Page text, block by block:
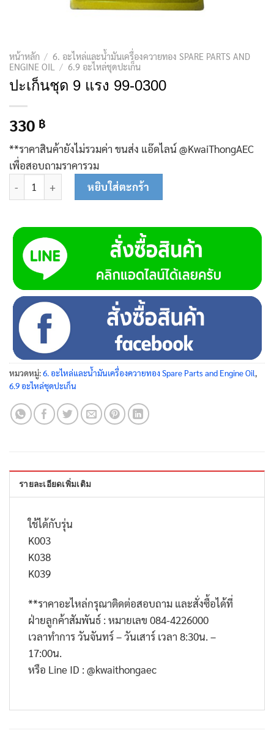
หน้าหลัก / 6. อะไหล่และน้ำมันเครื่องควายทอง SPARE PARTS AND
ENGINE OIL
/ 6.9 อะไหล่ชุดปะเก็น
ปะเก็นชุด 9 แรง 99-0300
330 ฿
**ราคาสินค้ายังไม่รวมค่า ขนส่ง แอ๊ดไลน์ @KwaiThongAEC
เพื่อสอบถามราคารวม
จำนวน ปะเก็นชุด 9 แรง 99-0300 ชิ้น
หยิบใส่ตะกร้า
หมวดหมู่:6. อะไหล่และน้ำมันเครื่องควายทอง Spare Parts and Engine Oil
6.9 อะไหล่ชุดปะเก็น
รายละเอียดเพิ่มเติม
ใช้ได้กับรุ่น
K003
K038
K039
**ราคาอะไหล่กรุณาติดต่อสอบถาม และสั่งซื้อได้ที่
ฝ่ายลูกค้าสัมพันธ์ : หมายเลข 084-4226000
เวลาทำการ วันจันทร์ – วันเสาร์ เวลา 8:30น. –
17:00น.
หรือ Line ID : @kwaithongaec